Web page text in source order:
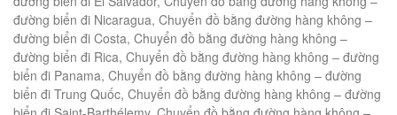
đường biển đi Nicaragua, Chuyển đồ bằng đường hàng không –
đường biển đi Costa, Chuyển đồ bằng đường hàng không –
đường biển đi Rica, Chuyển đồ bằng đường hàng không – đường
biển đi Panama, Chuyển đồ bằng đường hàng không – đường
biển đi Trung Quốc, Chuyển đồ bằng đường hàng không – đường